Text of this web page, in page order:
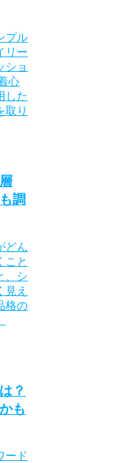
プル
リー
ショ
心
した
取り
調
どん
こと
、シ
見え
格の
？
も
ード